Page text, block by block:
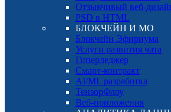
Отзывчивый веб-
PSD в HTML
БЛОКЧЕЙН И МО
Блокчейн Эфириума
Услуги развития чата
Гиперледжер
Смарт-контракт
AI/ML разработка
ТензорФлоу
Веб-приложения